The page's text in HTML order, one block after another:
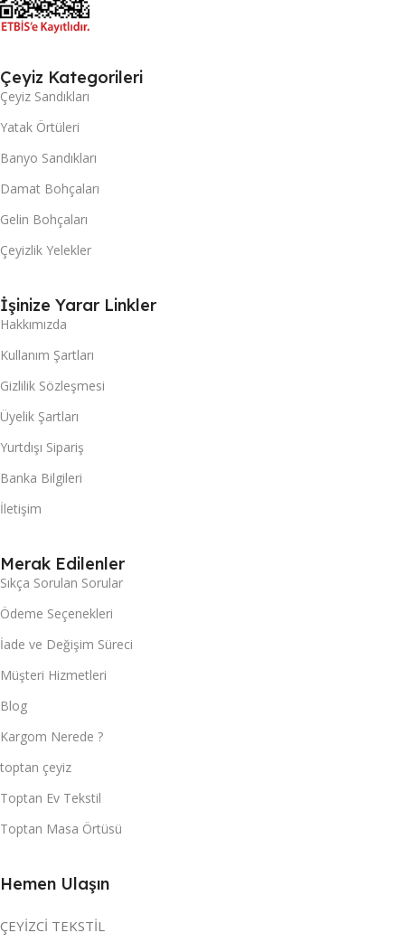
Çeyiz Kategorileri
Çeyiz Sandıkları
Yatak Örtüleri
Banyo Sandıkları
Damat Bohçaları
Gelin Bohçaları
Çeyizlik Yelekler
İşinize Yarar Linkler
Hakkımızda
Kullanım Şartları
Gizlilik Sözleşmesi
Üyelik Şartları
Yurtdışı Sipariş
Banka Bilgileri
İletişim
Merak Edilenler
Sıkça Sorulan Sorular
Ödeme Seçenekleri
İade ve Değişim Süreci
Müşteri Hizmetleri
Blog
Kargom Nerede ?
toptan çeyiz
Toptan Ev Tekstil
Toptan Masa Örtüsü
Hemen Ulaşın
ÇEYİZCİ TEKSTİL